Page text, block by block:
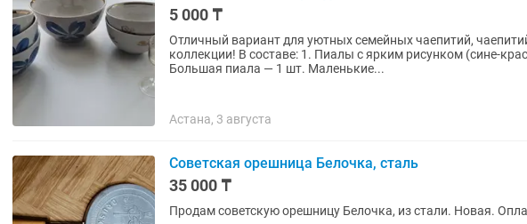
5 000 ₸
Отличный вариант для уютных семейных чаепитий,
коллекции! В составе: 1. Пиалы с ярким рисунком (сине-
Большая пиала — 1 шт. Маленькие...
Астана, 3 августа
Советская орешница Белочка, сталь
35 000 ₸
Продам советскую орешницу Белочка, из стали. Новая.